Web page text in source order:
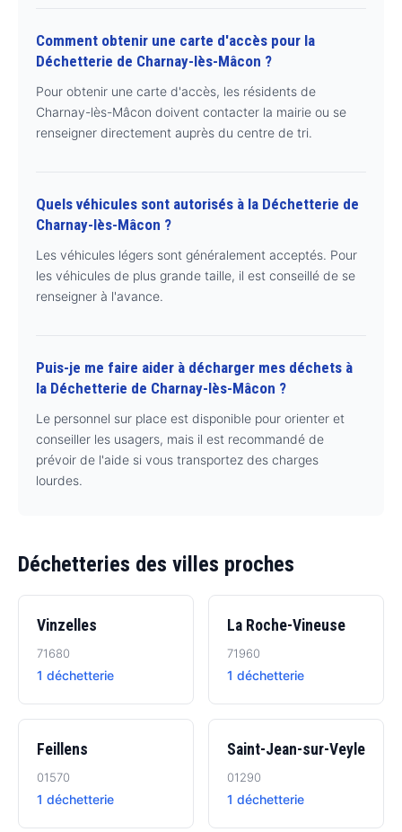
Comment obtenir une carte d'accès pour la
Déchetterie de Charnay-lès-Mâcon ?
Pour obtenir une carte d'accès, les résidents de
Charnay-lès-Mâcon doivent contacter la mairie ou se
renseigner directement auprès du centre de tri.
Quels véhicules sont autorisés à la Déchetterie de
Charnay-lès-Mâcon ?
Les véhicules légers sont généralement acceptés. Pour
les véhicules de plus grande taille, il est conseillé de se
renseigner à l'avance.
Puis-je me faire aider à décharger mes déchets à
la Déchetterie de Charnay-lès-Mâcon ?
Le personnel sur place est disponible pour orienter et
conseiller les usagers, mais il est recommandé de
prévoir de l'aide si vous transportez des charges
lourdes.
Déchetteries des villes proches
Vinzelles
71680
1 déchetterie
La Roche-Vineuse
71960
1 déchetterie
Feillens
01570
1 déchetterie
Saint-Jean-sur-Veyle
01290
1 déchetterie